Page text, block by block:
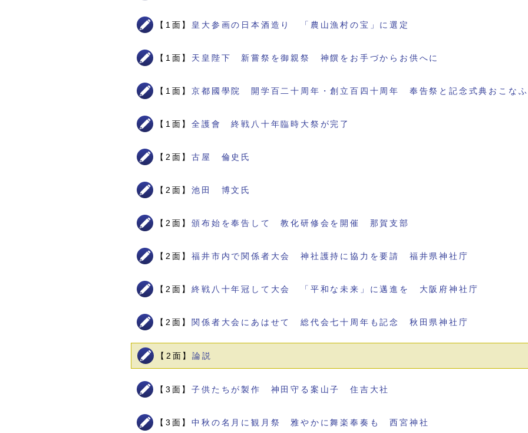
【1面】 皇大参画の日本酒造り 「農山漁村の宝」に選定
【1面】 天皇陛下 新嘗祭を御親祭 神饌をお手づからお供へに
【1面】京都國學院 開学百二十周年・創立百四十周年 奉告祭と記念式典おこなふ
【1面】全護會 終戦八十年臨時大祭が完了
【2面】古屋 倫史氏
【2面】池田 博文氏
【2面】頒布始を奉告して 教化研修会を開催 那賀支部
【2面】福井市内で関係者大会 神社護持に協力を要請 福井県神社庁
【2面】終戦八十年冠して大会 「平和な未来」に邁進を 大阪府神社庁
【2面】 関係者大会にあはせて 総代会七十周年も記念 秋田県神社庁
【2面】論説
【3面】子供たちが製作 神田守る案山子 住吉大社
【3面】中秋の名月に観月祭 雅やかに舞楽奉奏も 西宮神社